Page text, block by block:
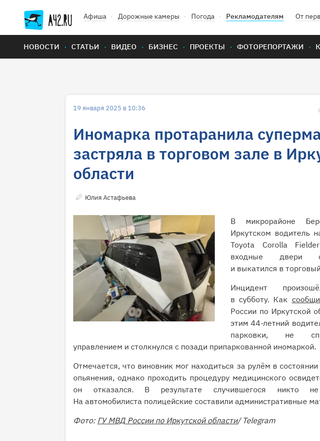
Афиша Дорожные камеры Погода Рекламодателям От
НОВОСТИ СТАТЬИ ВИДЕО БИЗНЕС ПРОЕКТЫ ФОТОРЕПОРТАЖИ
19 января 2025 в 10:36
Иномарка протаранила
застряла в торговом зале в
области
Юлия Астафьева
В микрорайоне
Иркутском водитель
Toyota Corolla
входные двери
и выкатился в
Инцидент
в субботу. Как
России по Иркутской
этим 44-летний
парковки, не
управлением и столкнулся с позади припаркованной иномаркой.
Отмечается, что виновник мог находиться за рулём в состоянии
опьянения, однако проходить процедуру медицинского
он отказался. В результате случившегося никто не
На автомобилиста полицейские составили административные
Фото: ГУ МВД России по Иркутской области/ Telegram